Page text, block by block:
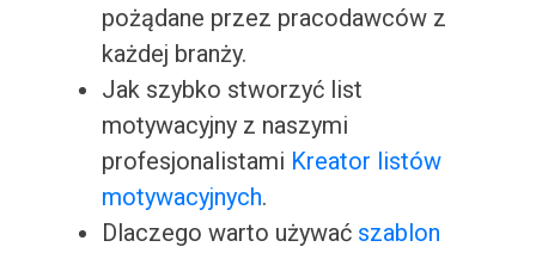
pożądane przez pracodawców z
każdej branży.
Jak szybko stworzyć list
motywacyjny z naszymi
profesjonalistami Kreator listów
motywacyjnych.
Dlaczego warto używać szablon